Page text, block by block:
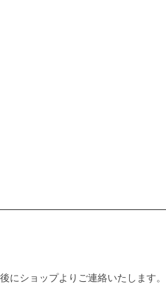
ショップよりご連絡いたします。